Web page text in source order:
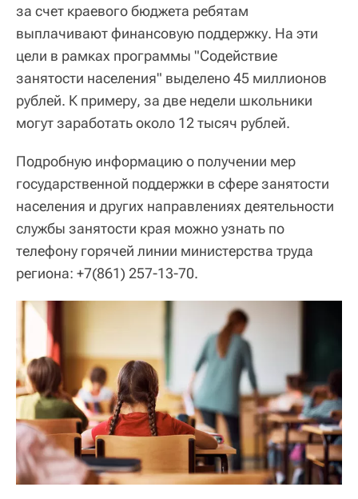
за счет краевого бюджета ребятам
выплачивают финансовую поддержку. На эти
цели в рамках программы "Содействие
занятости населения" выделено 45 миллионов
рублей. К примеру, за две недели школьники
могут заработать около 12 тысяч рублей.
Подробную информацию о получении мер
государственной поддержки в сфере занятости
населения и других направлениях деятельности
службы занятости края можно узнать по
телефону горячей линии министерства труда
региона: +7(861) 257-13-70.